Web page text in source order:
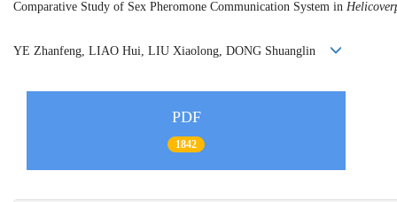
Comparative Study of Sex Pheromone Communication System in
YE Zhanfeng, LIAO Hui, LIU Xiaolong, DONG Shuanglin
PDF
1842